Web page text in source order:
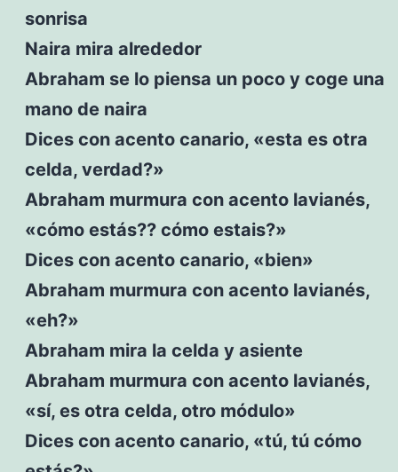
sonrisa
Naira mira alrededor
Abraham se lo piensa un poco y coge una
mano de naira
Dices con acento canario, «esta es otra
celda, verdad?»
Abraham murmura con acento lavianés,
«cómo estás?? cómo estais?»
Dices con acento canario, «bien»
Abraham murmura con acento lavianés,
«eh?»
Abraham mira la celda y asiente
Abraham murmura con acento lavianés,
«sí, es otra celda, otro módulo»
Dices con acento canario, «tú, tú cómo